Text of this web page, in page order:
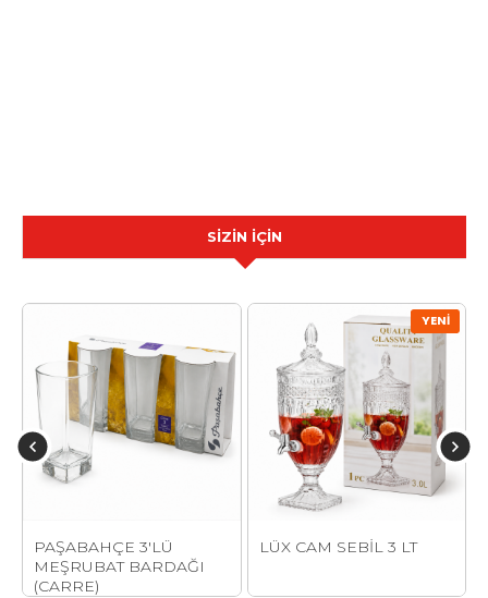
SİZİN İÇİN
PAŞABAHÇE 3'LÜ
MEŞRUBAT BARDAĞI
(CARRE)
YENI
LÜX CAM SEBİL 3 LT